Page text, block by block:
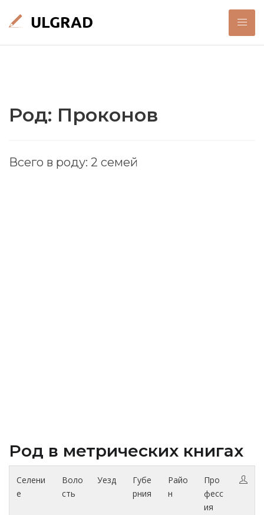
Род: Проконов
Всего в роду: 2 семей
Род в метрических книгах
Селени
е
Воло
сть
Уезд
Губе
рния
Райо
н
Про
фесс
ия